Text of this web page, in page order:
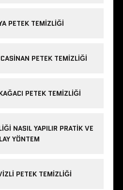
PETEK TEMIZLIĞI
PETEK TEMIZLIĞI
PETEK TEMIZLIĞI
NASIL YAPILIR PRATIK VE
YÖNTEM
PETEK TEMIZLIĞI